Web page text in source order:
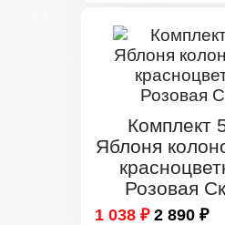
Комплект
Яблоня
Розовая
1 038 ₽ 2 890 ₽